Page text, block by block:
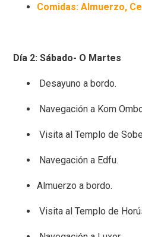
Comidas: Almuerzo,
Día 2: Sábado- O Martes
Desayuno a bordo.
Navegación a Kom
Visita al Templo de
Navegación a Edfu.
Almuerzo a bordo.
Visita al Templo de